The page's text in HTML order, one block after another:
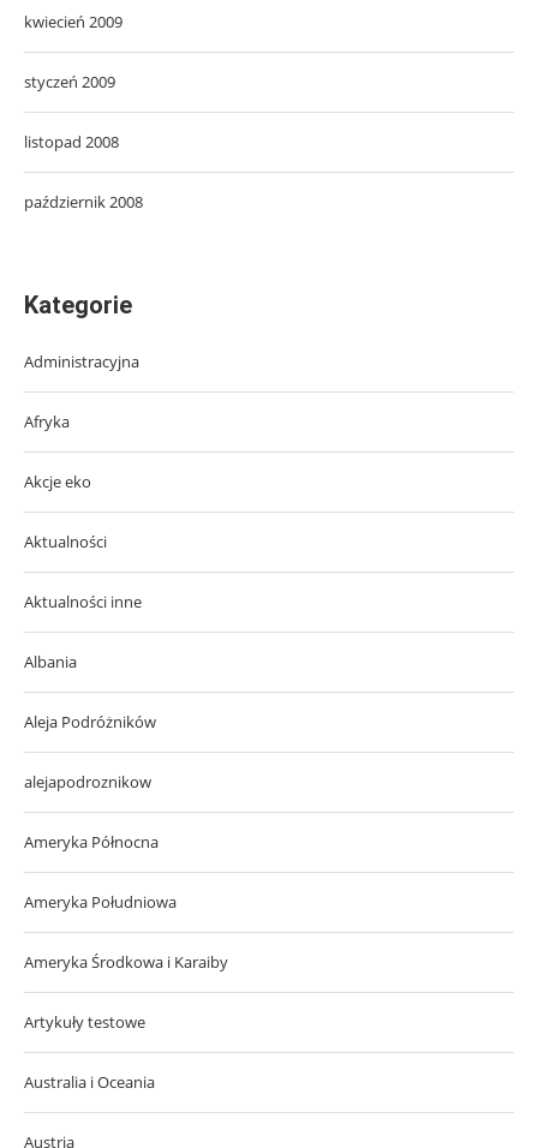
kwiecień 2009
styczeń 2009
listopad 2008
październik 2008
Kategorie
Administracyjna
Afryka
Akcje eko
Aktualności
Aktualności inne
Albania
Aleja Podróżników
alejapodroznikow
Ameryka Północna
Ameryka Południowa
Ameryka Środkowa i Karaiby
Artykuły testowe
Australia i Oceania
Austria